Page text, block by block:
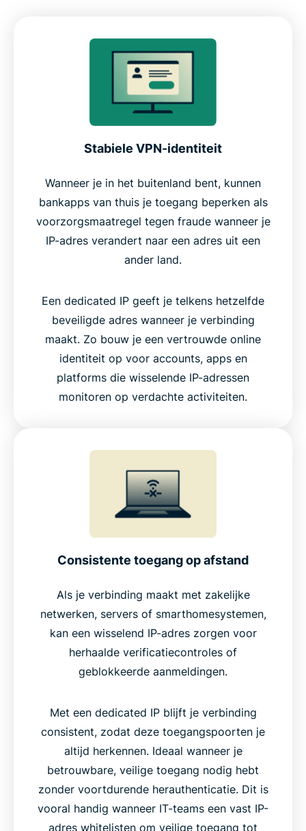
Stabiele VPN-identiteit
Wanneer je in het buitenland bent, kunnen
bankapps van thuis je toegang beperken als
voorzorgsmaatregel tegen fraude wanneer je
IP-adres verandert naar een adres uit een
ander land.
Een dedicated IP geeft je telkens hetzelfde
beveiligde adres wanneer je verbinding
maakt. Zo bouw je een vertrouwde online
identiteit op voor accounts, apps en
platforms die wisselende IP-adressen
monitoren op verdachte activiteiten.
Consistente toegang op afstand
Als je verbinding maakt met zakelijke
netwerken, servers of smarthomesystemen,
kan een wisselend IP-adres zorgen voor
herhaalde verificatiecontroles of
geblokkeerde aanmeldingen.
Met een dedicated IP blijft je verbinding
consistent, zodat deze toegangspoorten je
altijd herkennen. Ideaal wanneer je
betrouwbare, veilige toegang nodig hebt
zonder voortdurende herauthenticatie. Dit is
vooral handig wanneer IT-teams een vast IP-
adres whitelisten om veilige toegang tot